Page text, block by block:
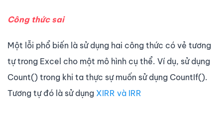
Công thức sai
Một lỗi phổ biến là sử dụng hai công thức có vẻ tương
tự trong Excel cho một mô hình cụ thể. Ví dụ, sử dụng
Count() trong khi ta thực sự muốn sử dụng CountIf().
Tương tự đó là sử dụng XIRR và IRR